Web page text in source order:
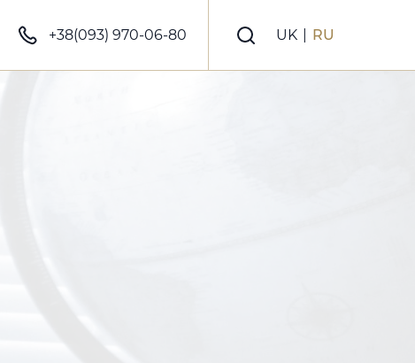
+38(093) 970-06-80 UK RU